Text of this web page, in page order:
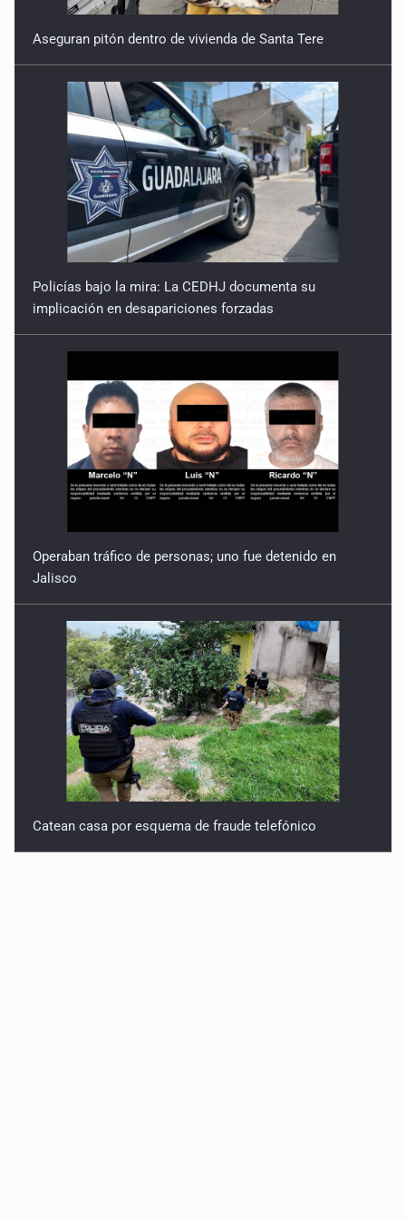
A 80 años de la alerta por el narcotráfico
18 de Febrero de 2026
'No voltees a ver a los policías'
11 de Febrero de 2026
'Somos de un pueblo herido, pero no vencido'
4 de Febrero de 2026
Aseguran pitón dentro de vivienda de Santa Tere
Policías bajo la mira: La CEDHJ documenta su
implicación en desapariciones forzadas
Operaban tráfico de personas; uno fue detenido en
Jalisco
Catean casa por esquema de fraude telefónico